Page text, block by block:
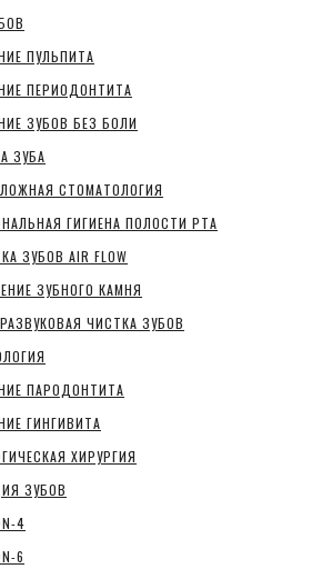
ПУЛЬПИТА
ПЕРИОДОНТИТА
ЗУБОВ БЕЗ БОЛИ
ЗУБА
СТОМАТОЛОГИЯ
ГИГИЕНА ПОЛОСТИ РТА
ЗУБОВ AIR FLOW
ЗУБНОГО КАМНЯ
ЧИСТКА ЗУБОВ
ПАРОДОНТИТА
ГИНГИВИТА
ХИРУРГИЯ
ЗУБОВ
4
6